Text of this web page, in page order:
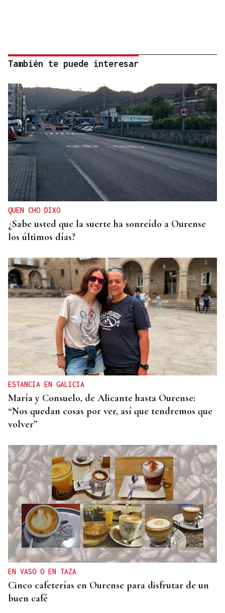
También te puede interesar
QUEN CHO DIXO
¿Sabe usted que la suerte ha sonreído a Ourense
los últimos días?
ESTANCIA EN GALICIA
María y Consuelo, de Alicante hasta Ourense:
“Nos quedan cosas por ver, así que tendremos que
volver”
EN VASO O EN TAZA
Cinco cafeterías en Ourense para disfrutar de un
buen café